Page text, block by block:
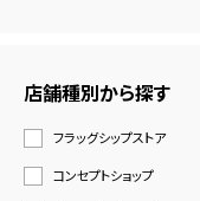
店舗種別から探す
フラッグシップストア
コンセプトショップ